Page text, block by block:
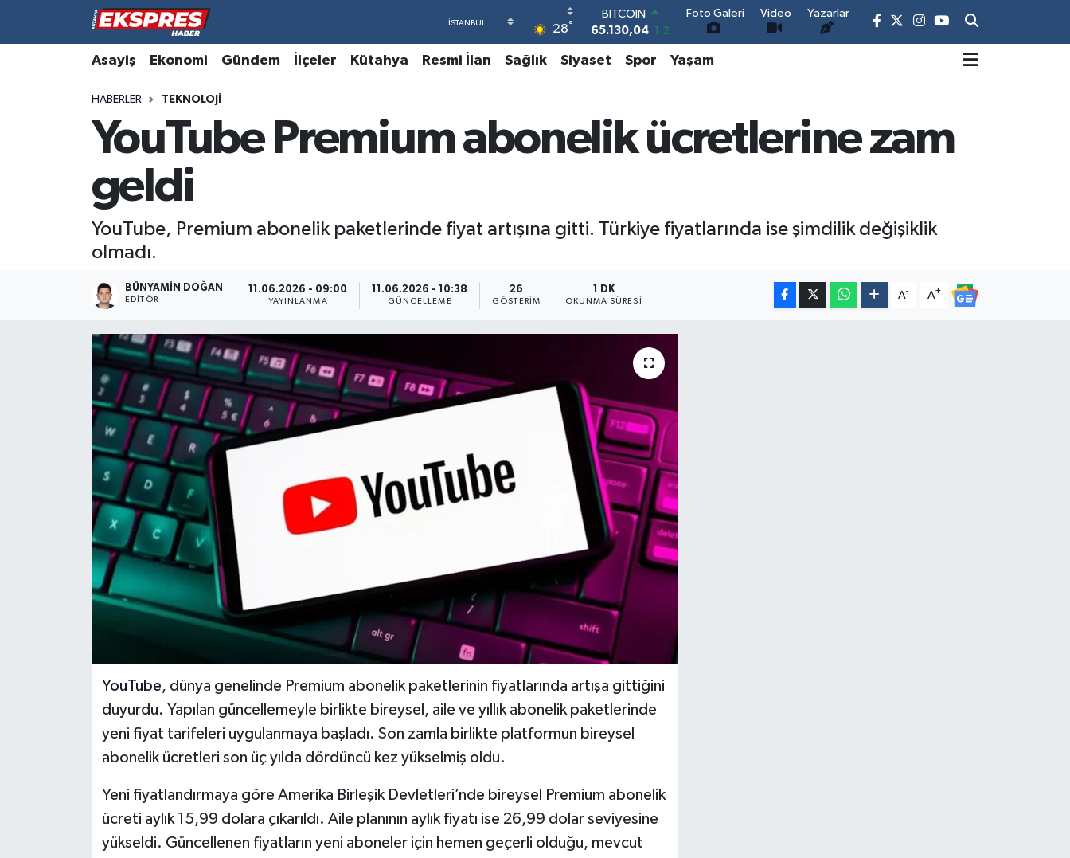
28°
DOLAR
47,7106 0.17
55,1652 0.27
GRAM ALTIN
6648.99
BİST100
Foto Galeri Video Yazarlar
Asayiş Ekonomi Gündem İlçeler Kütahya Resmi İlan Sağlık Siyaset Spor Yaşam
HABERLER TEKNOLOJI
YouTube Premium abonelik ücretlerine zam
geldi
YouTube, Premium abonelik paketlerinde fiyat artışına gitti. Türkiye fiyatlarında ise şimdilik değişiklik
olmadı.
BÜNYAMIN DOĞAN
EDITÖR
11.06.2026 - 09:00
YAYINLANMA
11.06.2026 - 10:38
GÜNCELLEME
26
GÖSTERIM
1 DK
OKUNMA SÜRESI
A- A+
YouTube, dünya genelinde Premium abonelik paketlerinin fiyatlarında artışa gittiğini
duyurdu. Yapılan güncellemeyle birlikte bireysel, aile ve yıllık abonelik paketlerinde
yeni fiyat tarifeleri uygulanmaya başladı. Son zamla birlikte platformun bireysel
abonelik ücretleri son üç yılda dördüncü kez yükselmiş oldu.
Yeni fiyatlandırmaya göre Amerika Birleşik Devletleri’nde bireysel Premium abonelik
ücreti aylık 15,99 dolara çıkarıldı. Aile planının aylık fiyatı ise 26,99 dolar seviyesine
yükseldi. Güncellenen fiyatların yeni aboneler için hemen geçerli olduğu, mevcut
Altıntaş
Aslanapa
Biyografiler
Domaniç
Dumlupınar
Ekonomi
Foto Galeri
Köşe Yazıları
Hava Durumu
Trafik Durumu
Süper Lig Puan Durumu ve Fikstür
Tüm Manşetler
Son Dakika Haberleri